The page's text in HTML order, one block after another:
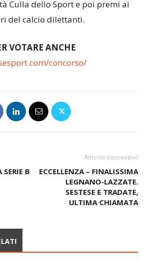
Culla dello Sport e poi premi ai
del calcio dilettanti.
VOTARE ANCHE
concorso/
SERIE B
Articolo successivo
ECCELLENZA – FINALISSIMA
LEGNANO-LAZZATE.
SESTESE E TRADATE,
ULTIMA CHIAMATA